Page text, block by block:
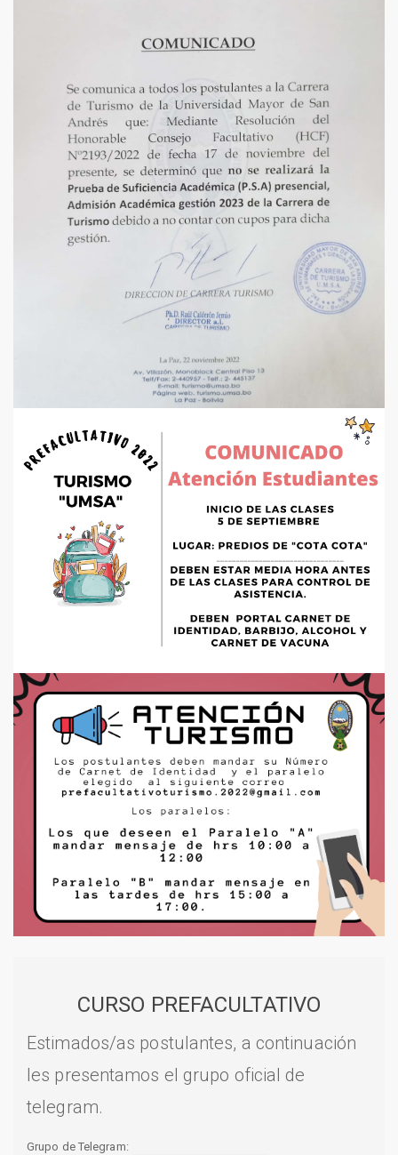
CURSO PREFACULTATIVO
Estimados/as postulantes, a continuación
les presentamos el grupo oficial de
telegram.
Grupo de Telegram: